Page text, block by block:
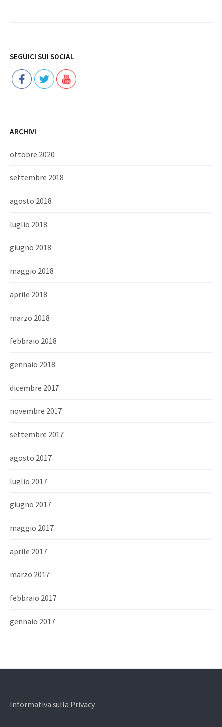
SEGUICI SUI SOCIAL
ARCHIVI
ottobre 2020
settembre 2018
agosto 2018
luglio 2018
giugno 2018
maggio 2018
aprile 2018
marzo 2018
febbraio 2018
gennaio 2018
dicembre 2017
novembre 2017
settembre 2017
agosto 2017
luglio 2017
giugno 2017
maggio 2017
aprile 2017
marzo 2017
febbraio 2017
gennaio 2017
Informativa sulla Privacy